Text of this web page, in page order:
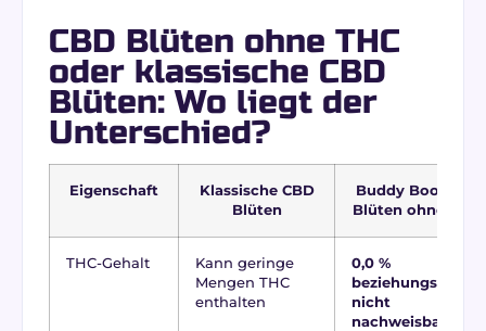
CBD Blüten ohne THC
oder klassische CBD
Blüten: Wo liegt der
Unterschied?
Eigenschaft
Klassische CBD
Blüten
Buddy Boo CBD
Blüten ohne THC
THC-Gehalt
Kann geringe
Mengen THC
enthalten
0,0 %
beziehungsweise
nicht
nachweisbar